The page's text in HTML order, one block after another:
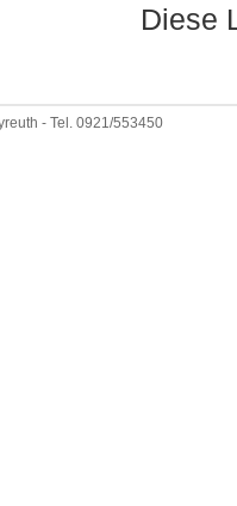
Diese
- Tel. 0921/553450